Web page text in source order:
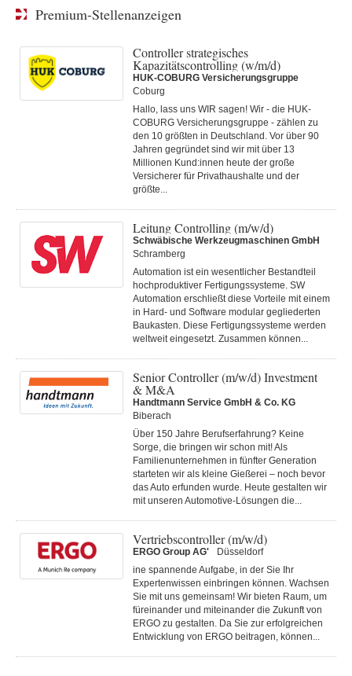
Premium-Stellenanzeigen
Controller strategisches
Kapazitätscontrolling (w/m/d)
HUK-COBURG Versicherungsgruppe
Coburg
Hallo, lass uns WIR sagen! Wir - die HUK-
COBURG Versicherungsgruppe - zählen zu
den 10 größten in Deutschland. Vor über 90
Jahren gegründet sind wir mit über 13
Millionen Kund:innen heute der große
Versicherer für Privathaushalte und der
größte...
Leitung Controlling (m/w/d)
Schwäbische Werkzeugmaschinen GmbH
Schramberg
Automation ist ein wesentlicher Bestandteil
hochproduktiver Fertigungssysteme. SW
Automation erschließt diese Vorteile mit einem
in Hard- und Software modular gegliederten
Baukasten. Diese Fertigungs­systeme werden
weltweit eingesetzt. Zusammen können...
Senior Controller (m/w/d) Investment
& M&A
Handtmann Service GmbH & Co. KG
Biberach
Über 150 Jahre Berufserfahrung? Keine
Sorge, die bringen wir schon mit! Als
Familienunternehmen in fünfter Generation
starteten wir als kleine Gießerei – noch bevor
das Auto erfunden wurde. Heute gestalten wir
mit unseren Automotive-Lösungen die...
Vertriebscontroller (m/w/d)
ERGO Group AG'
Düsseldorf
ine spannende Aufgabe, in der Sie Ihr
Expertenwissen einbringen können. Wachsen
Sie mit uns gemeinsam! Wir bieten Raum, um
füreinander und miteinander die Zukunft von
ERGO zu gestalten. Da Sie zur erfolgreichen
Entwicklung von ERGO beitragen, können...